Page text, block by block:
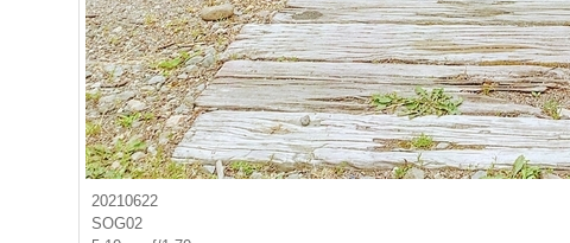
20210622
SOG02